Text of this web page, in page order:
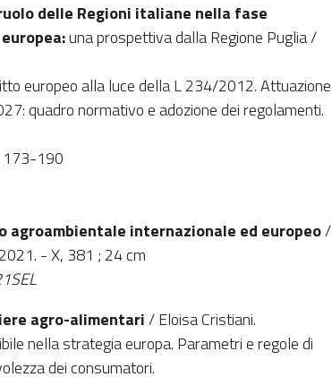
delle Regioni italiane nella fase
una prospettiva dalla Regione Puglia /
europeo alla luce della L 234/2012. Attuazione
quadro normativo e adozione dei regolamenti.
173-190
internazionale ed europeo/
- X, 381 ; 24 cm
agro-alimentari/ Eloisa Cristiani.
nella strategia europa. Parametri e regole di
dei consumatori.